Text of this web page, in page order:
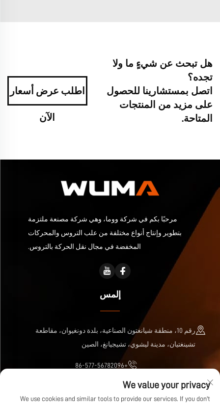
هل تبحث عن شيءٍ ما ولا
تجده؟
اتصل بمستشارينا للحصول
على مزيد من المنتجات
المتاحة.
اطلب عرض أسعار
الآن
مرحبًا بكم في شركة ووما، وهي شركة مصنعة ملتزمة
بتطوير وإنتاج أنواع مختلفة من علب التروس والمحركات
المخفضة في مجال نقل الحركة بالتروس.
إلمس
رقم 10، منطقة شيانغتون الصناعية، بلدة دونغيوان، مقاطعة
تشينغتيان، مدينة ليشوي، تشيجيانغ، الصين
+86-577-56782096
[email protected]
We value your privacy
We use cookies and similar tools to provide our services. If you don't